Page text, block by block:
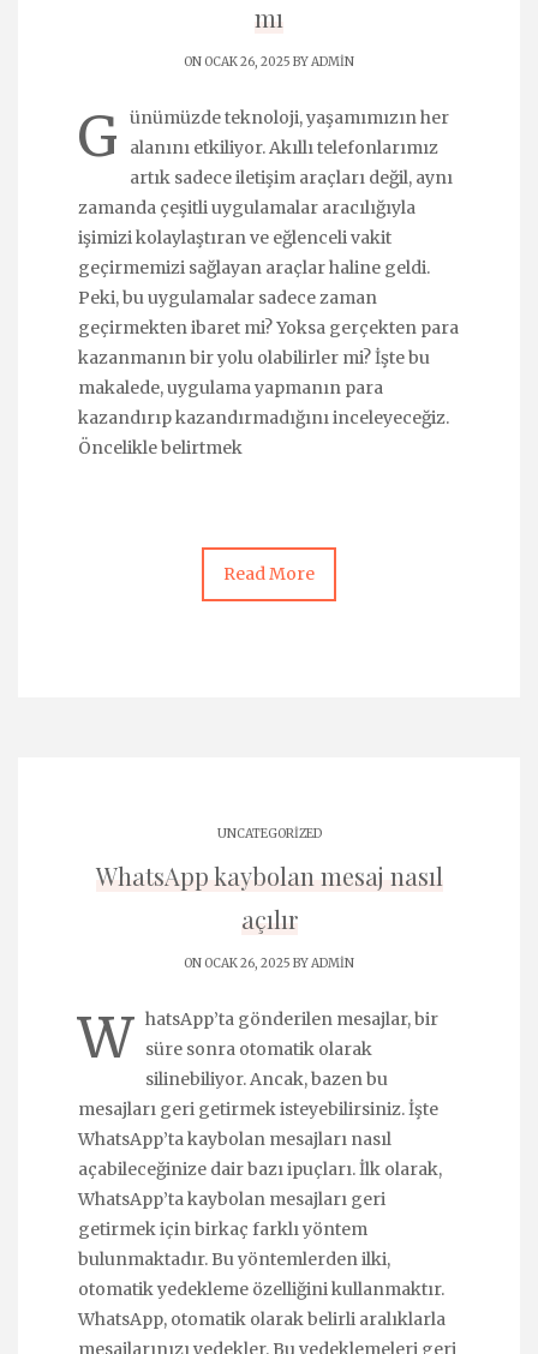
mı
ON OCAK 26, 2025 BYADMIN
G
ünümüzde teknoloji, yaşamımızın her
alanını etkiliyor. Akıllı telefonlarımız
artık sadece iletişim araçları değil, aynı
zamanda çeşitli uygulamalar aracılığıyla
işimizi kolaylaştıran ve eğlenceli vakit
geçirmemizi sağlayan araçlar haline geldi.
Peki, bu uygulamalar sadece zaman
geçirmekten ibaret mi? Yoksa gerçekten para
kazanmanın bir yolu olabilirler mi? İşte bu
makalede, uygulama yapmanın para
kazandırıp kazandırmadığını inceleyeceğiz.
Öncelikle belirtmek
Read More
UNCATEGORIZED
WhatsApp kaybolan mesaj nasıl
açılır
ON OCAK 26, 2025 BYADMIN
W hatsApp’ta gönderilen mesajlar, bir
süre sonra otomatik olarak
silinebiliyor. Ancak, bazen bu
mesajları geri getirmek isteyebilirsiniz. İşte
WhatsApp’ta kaybolan mesajları nasıl
açabileceğinize dair bazı ipuçları. İlk olarak,
WhatsApp’ta kaybolan mesajları geri
getirmek için birkaç farklı yöntem
bulunmaktadır. Bu yöntemlerden ilki,
otomatik yedekleme özelliğini kullanmaktır.
WhatsApp, otomatik olarak belirli aralıklarla
mesajlarınızı yedekler. Bu yedeklemeleri geri